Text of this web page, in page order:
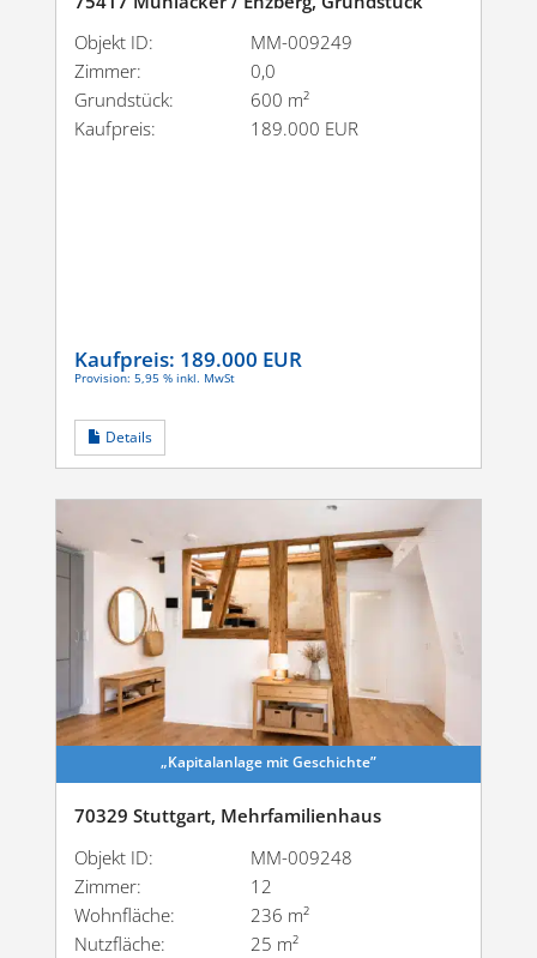
Objekt ID:
MM-009249
Zimmer:
0,0
Grundstück:
600 m²
Kaufpreis:
189.000 EUR
Kaufpreis: 189.000 EUR
Provision: 5,95 % inkl. MwSt
Details
„Kapital­anlage mit Geschichte”
70329 Stuttgart, Mehrfamilienhaus
Objekt ID:
MM-009248
Zimmer:
12
Wohnfläche:
236 m²
Nutzfläche:
25 m²